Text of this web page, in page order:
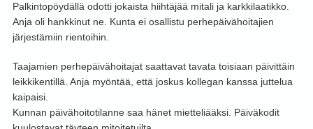
Palkintopöydällä odotti jokaista hiihtäjää mitali ja karkkilaatikko.
Anja oli hankkinut ne. Kunta ei osallistu perhepäivähoitajien
järjestämiin rientoihin.
Taajamien perhepäivähoitajat saattavat tavata toisiaan päivittäin
leikkikentillä. Anja myöntää, että joskus kollegan kanssa juttelua
kaipaisi.
Kunnan päivähoitotilanne saa hänet mietteliääksi. Päiväkodit